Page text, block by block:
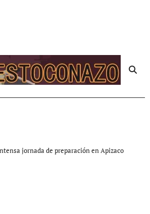
jornada de preparación en Apizaco